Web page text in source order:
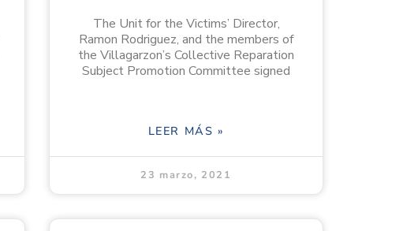
The Unit for the Victims’ Director,
Ramon Rodriguez, and the members of
the Villagarzon’s Collective Reparation
Subject Promotion Committee signed
LEER MÁS »
23 marzo, 2021